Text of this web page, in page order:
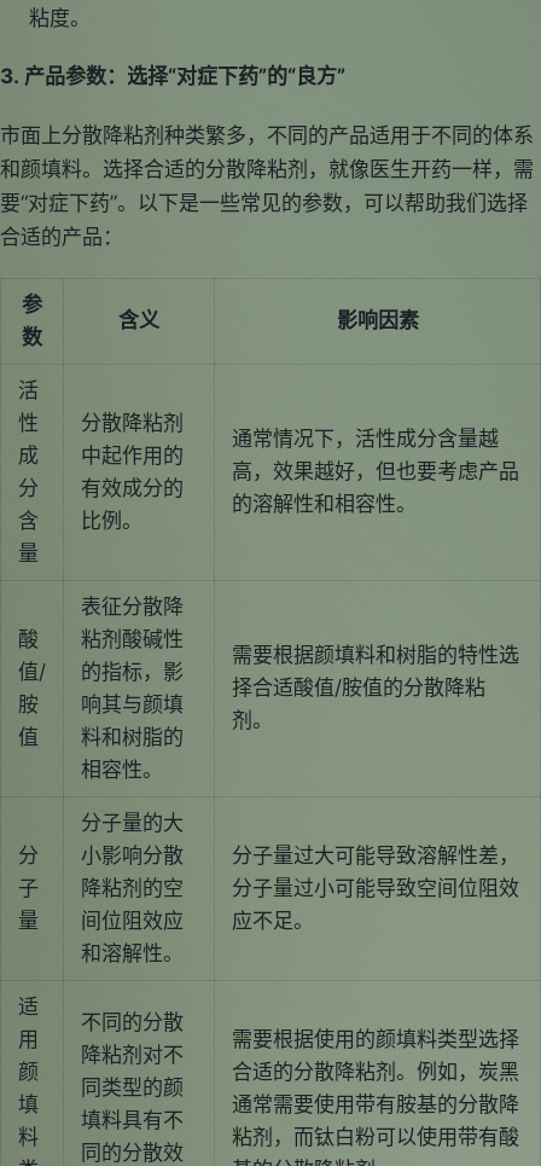
粘度。
3. 产品参数：选择“对症下药”的“良方”
市面上分散降粘剂种类繁多，不同的产品适用于不同的体系
和颜填料。选择合适的分散降粘剂，就像医生开药一样，需
要“对症下药”。以下是一些常见的参数，可以帮助我们选择
合适的产品：
参
数
含义 影响因素
活
性
成
分
含
量
分散降粘剂
中起作用的
有效成分的
比例。
通常情况下，活性成分含量越
高，效果越好，但也要考虑产品
的溶解性和相容性。
酸
值/
胺
值
表征分散降
粘剂酸碱性
的指标，影
响其与颜填
料和树脂的
相容性。
需要根据颜填料和树脂的特性选
择合适酸值/胺值的分散降粘
剂。
分
子
量
分子量的大
小影响分散
降粘剂的空
间位阻效应
和溶解性。
分子量过大可能导致溶解性差，
分子量过小可能导致空间位阻效
应不足。
适
用
颜
填
料
不同的分散
降粘剂对不
同类型的颜
填料具有不
同的分散效
需要根据使用的颜填料类型选择
合适的分散降粘剂。例如，炭黑
通常需要使用带有胺基的分散降
粘剂，而钛白粉可以使用带有酸